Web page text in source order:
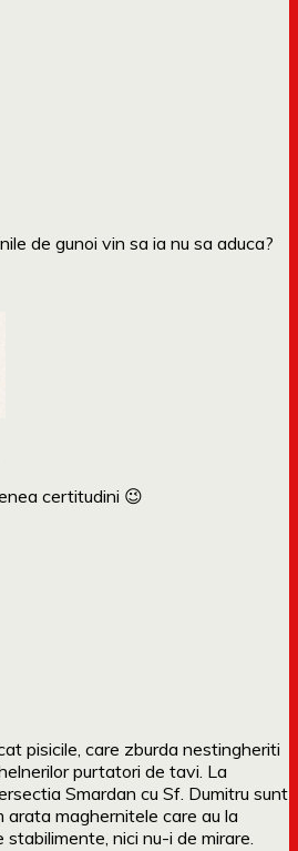
de gunoi vin sa ia nu sa aduca?
certitudini 😉
pisicile, care zburda nestingheriti
purtatori de tavi. La
Smardan cu Sf. Dumitru sunt
arata maghernitele care au la
nici nu-i de mirare.